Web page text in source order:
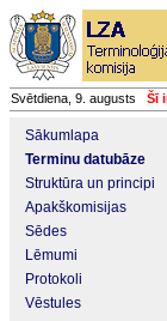
Svētdiena, 9. augusts Šī
Sākumlapa
Terminu datubāze
Struktūra un principi
Apakškomisijas
Sēdes
Lēmumi
Protokoli
Vēstules